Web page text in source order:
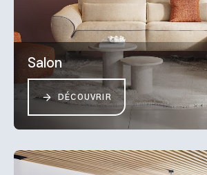
Salon
DÉCOUVRIR